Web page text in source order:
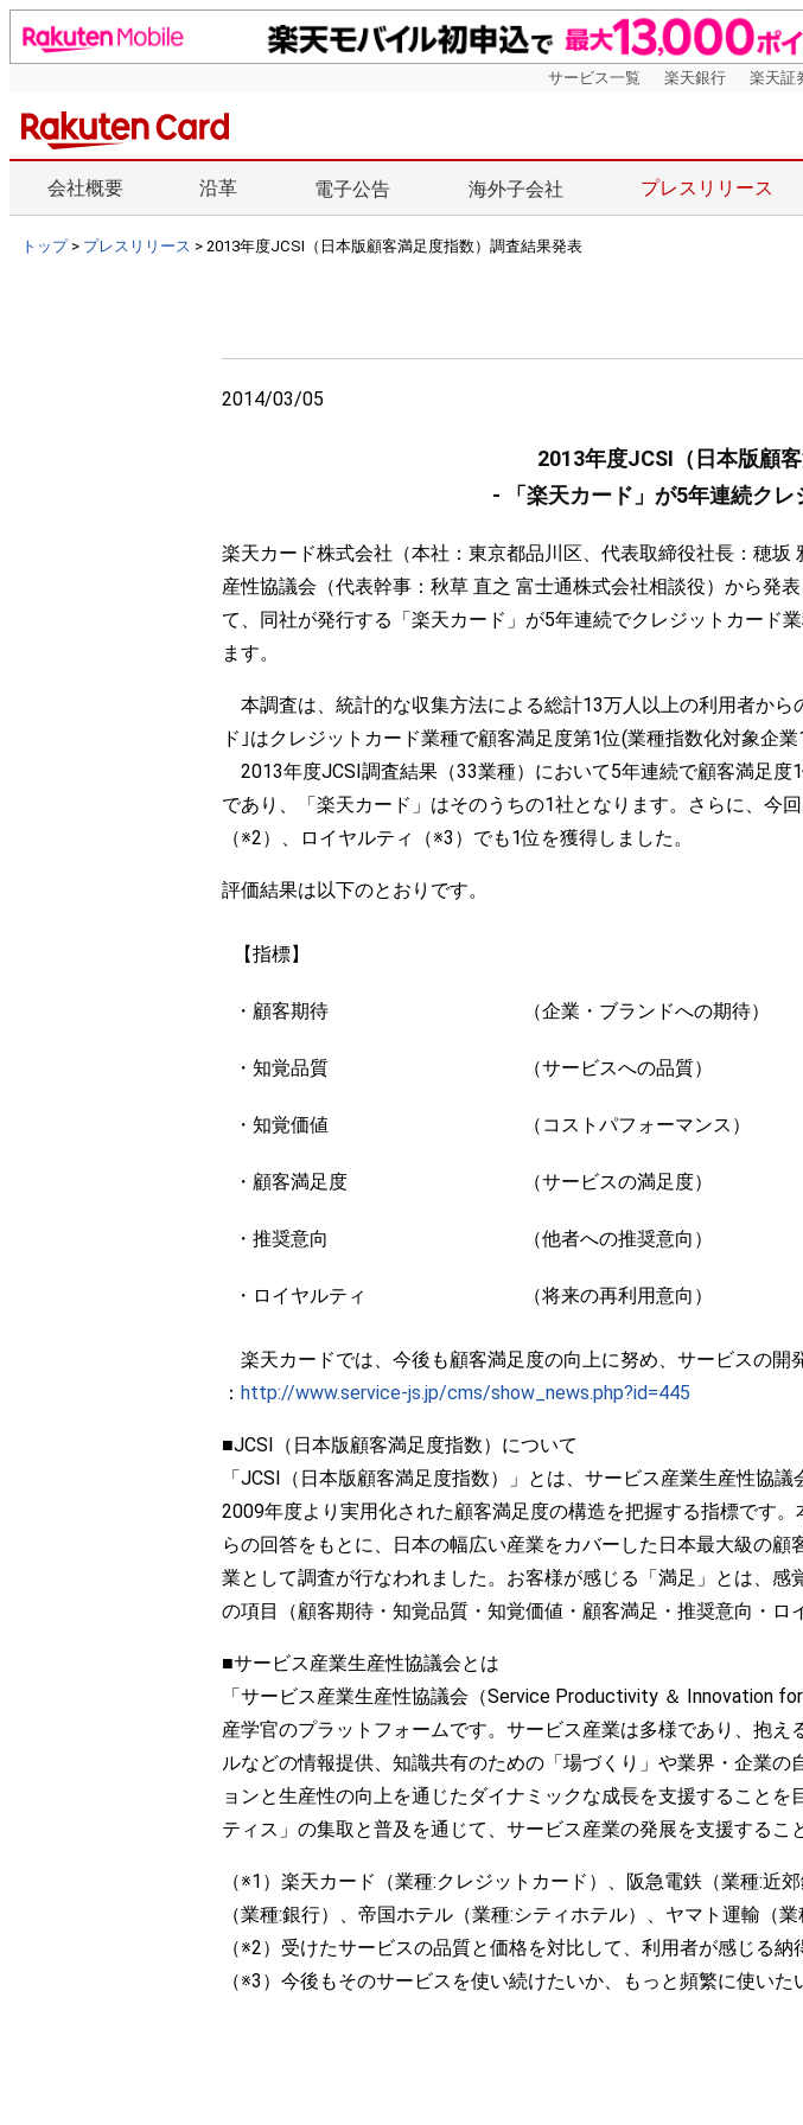
サービス一覧 楽天銀行 楽天証
会社概要 沿革 電子公告 海外子会社 プレスリリース
トップ> プレスリリース > 2013年度JCSI（日本版顧客満足度指数）調査結果発表
2014/03/05
2013年度JCSI（日本版顧
- 「楽天カード」が5年連続ク
楽天カード株式会社（本社：東京都品川区、代表取締役社長：穂
産性協議会（代表幹事：秋草 直之 富士通株式会社相談役）から発
て、同社が発行する「楽天カード」が5年連続でクレジットカード
ます。
本調査は、統計的な収集方法による総計13万人以上の利用者か
ド｣はクレジットカード業種で顧客満足度第1位(業種指数化対象企業
2013年度JCSI調査結果（33業種）において5年連続で顧客満足度
であり、「楽天カード」はそのうちの1社となります。さらに、今
（※2）、ロイヤルティ（※3）でも1位を獲得しました。
評価結果は以下のとおりです。
【指標】
・顧客期待 （企業・ブランドへの期待）
・知覚品質 （サービスへの品質）
・知覚価値 （コストパフォーマンス）
・顧客満足度 （サービスの満足度）
・推奨意向 （他者への推奨意向）
・ロイヤルティ （将来の再利用意向）
楽天カードでは、今後も顧客満足度の向上に努め、サービスの開
： http://www.service-js.jp/cms/show_news.php?id=445
■JCSI（日本版顧客満足度指数）について
「JCSI（日本版顧客満足度指数）」とは、サービス産業生産性協
2009年度より実用化された顧客満足度の構造を把握する指標です
らの回答をもとに、日本の幅広い産業をカバーした日本最大級の
業として調査が行なわれました。お客様が感じる「満足」とは、
の項目（顧客期待・知覚品質・知覚価値・顧客満足・推奨意向・ロ
■サービス産業生産性協議会とは
「サービス産業生産性協議会（Service Productivity ＆ Innovation
産学官のプラットフォームです。サービス産業は多様であり、抱
ルなどの情報提供、知識共有のための「場づくり」や業界・企業
ョンと生産性の向上を通じたダイナミックな成長を支援すること
ティス」の集取と普及を通じて、サービス産業の発展を支援するこ
（※1）楽天カード（業種:クレジットカード）、阪急電鉄（業種:
（業種:銀行）、帝国ホテル（業種:シティホテル）、ヤマト運輸（
（※2）受けたサービスの品質と価格を対比して、利用者が感じる
（※3）今後もそのサービスを使い続けたいか、もっと頻繁に使い